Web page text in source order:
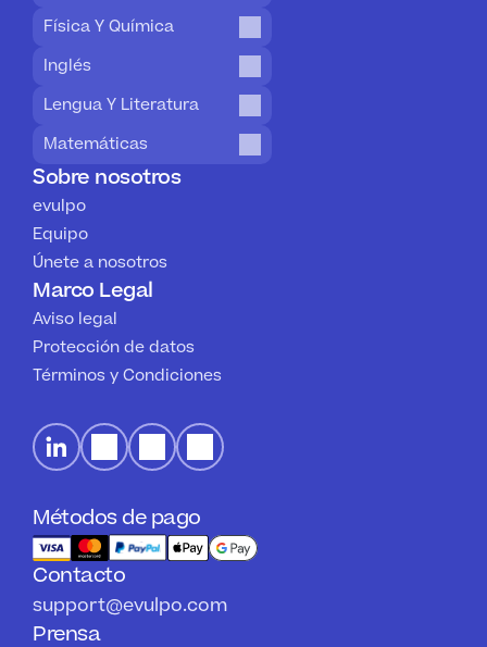
Física Y Química
Inglés
Lengua Y Literatura
Matemáticas
Sobre nosotros
evulpo
Equipo
Únete a nosotros
Marco Legal
Aviso legal
Protección de datos
Términos y Condiciones
Métodos de pago
Contacto
support@evulpo.com
Prensa